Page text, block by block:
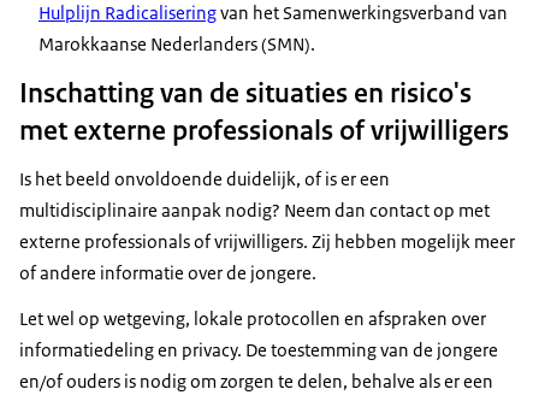
Hulplijn Radicaliseringvan het Samenwerkingsverband van
Marokkaanse Nederlanders (SMN).
Inschatting van de situaties en risico's
met externe professionals of vrijwilligers
Is het beeld onvoldoende duidelijk, of is er een
multidisciplinaire aanpak nodig? Neem dan contact op met
externe professionals of vrijwilligers. Zij hebben mogelijk meer
of andere informatie over de jongere.
Let wel op wetgeving, lokale protocollen en afspraken over
informatiedeling en privacy. De toestemming van de jongere
en/of ouders is nodig om zorgen te delen, behalve als er een